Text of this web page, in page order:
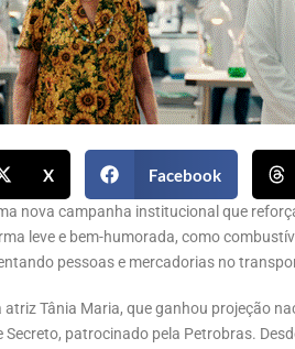
X Facebook
nova campanha institucional que
leve e bem-humorada, como
pessoas e mercadorias no
Tânia Maria, que ganhou projeção
patrocinado pela Petrobras.